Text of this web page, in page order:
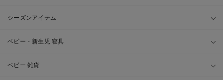
シーズンアイテム
ベビー・新生児 寝具
ベビー 雑貨